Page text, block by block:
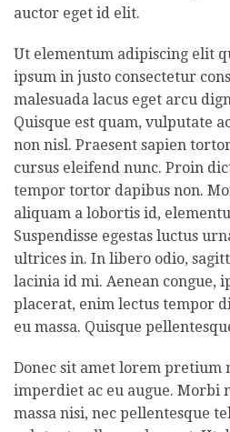
auctor eget id elit.
Ut elementum adipiscing elit
ipsum in justo consectetur
malesuada lacus eget arcu
Quisque est quam, vulputate
non nisl. Praesent sapien
cursus eleifend nunc. Proin
tempor tortor dapibus non.
aliquam a lobortis id,
Suspendisse egestas luctus
ultrices in. In libero odio,
lacinia id mi. Aenean congue,
placerat, enim lectus tempor
eu massa. Quisque
Donec sit amet lorem pretium
imperdiet ac eu augue. Morbi
massa nisi, nec pellentesque